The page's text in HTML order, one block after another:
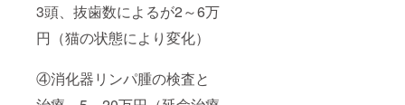
3頭、抜歯数によるが2～6万
円（猫の状態により変化）
④消化器リンパ腫の検査と